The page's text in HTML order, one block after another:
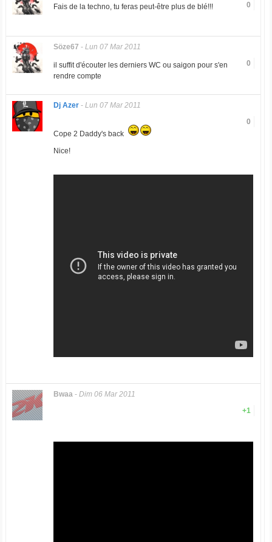
0
Fais de la techno, tu feras peut-être plus de blé!!!
Söze67 - Lun 07 Mar 2011
0
il suffit d'écouter les derniers WC ou saigon pour s'en
rendre compte
Dj Azer- Lun 07 Mar 2011
0
Cope 2 Daddy's back
Nice!
Bwaa- Dim 06 Mar 2011
+1